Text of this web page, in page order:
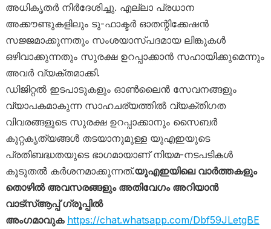
അധികൃതർ നിർദേശിച്ചു. എല്ലാ പ്രധാന
അക്കൗണ്ടുകളിലും ടു-ഫാക്ടർ ഓതന്റിക്കേഷൻ
സജ്ജമാക്കുന്നതും സംശയാസ്പദമായ ലിങ്കുകൾ
ഒഴിവാക്കുന്നതും സുരക്ഷ ഉറപ്പാക്കാൻ സഹായിക്കുമെന്നും
അവർ വ്യക്തമാക്കി.
ഡിജിറ്റൽ ഇടപാടുകളും ഓൺലൈൻ സേവനങ്ങളും
വ്യാപകമാകുന്ന സാഹചര്യത്തിൽ വ്യക്തിഗത
വിവരങ്ങളുടെ സുരക്ഷ ഉറപ്പാക്കാനും സൈബർ
കുറ്റകൃത്യങ്ങൾ തടയാനുമുള്ള യുഎഇയുടെ
പ്രതിബദ്ധതയുടെ ഭാഗമായാണ് നിയമ-നടപടികൾ
കൂടുതൽ കർശനമാക്കുന്നത്.യുഎഇയിലെ വാർത്തകളും
തൊഴിൽ അവസരങ്ങളും അതിവേഗം അറിയാൻ
വാട്സ്ആപ്പ് ഗ്രൂപ്പിൽ
അംഗമാവുക https://chat.whatsapp.com/Dbf59JLetgBE